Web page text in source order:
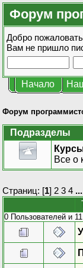
Форум
Добро
Вам не пришло
Начало
Форум
Подразделы
Все о
Страниц: [1] 2 3 4 ...
0 Пользователей и